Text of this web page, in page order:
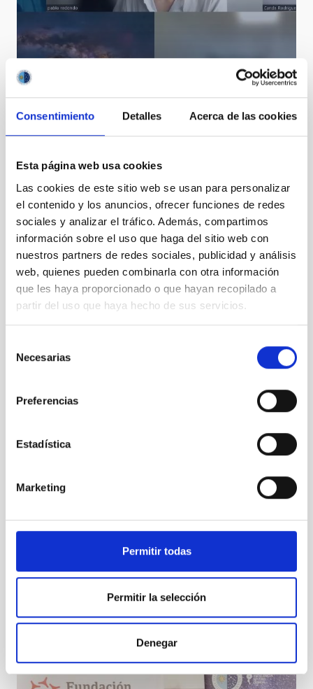
Consentimiento Detalles Acerca de las cookies
Esta página web usa cookies
Las cookies de este sitio web se usan para personalizar
el contenido y los anuncios, ofrecer funciones de redes
sociales y analizar el tráfico. Además, compartimos
información sobre el uso que haga del sitio web con
nuestros partners de redes sociales, publicidad y análisis
web, quienes pueden combinarla con otra información
que les haya proporcionado o que hayan recopilado a
partir del uso que haya hecho de sus servicios.
Necesarias
Preferencias
Estadística
Marketing
Permitir todas
Permitir la selección
Denegar
Stakeholder meeting Planet Change